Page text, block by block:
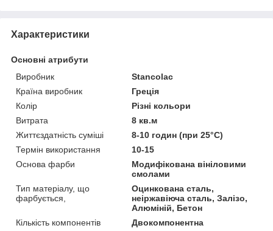
Характеристики
Основні атрибути
Виробник
Stancolac
Країна виробник
Греція
Колір
Різні кольори
Витрата
8 кв.м
Життєздатність суміші
8-10 годин (при 25°С)
Термін використання
10-15
Основа фарби
Модифікована вініловими
смолами
Тип матеріалу, що
фарбується,
Оцинкована сталь,
неіржавіюча сталь, Залізо,
Алюміній, Бетон
Кількість компонентів
Двокомпонентна